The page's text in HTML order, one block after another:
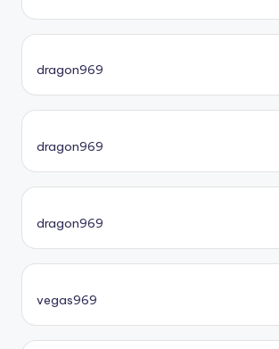
dragon969
dragon969
dragon969
vegas969